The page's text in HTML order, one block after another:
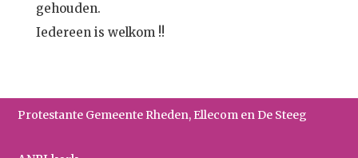
gehouden.
Iedereen is welkom !!
Protestante Gemeente Rheden, Ellecom en De Steeg